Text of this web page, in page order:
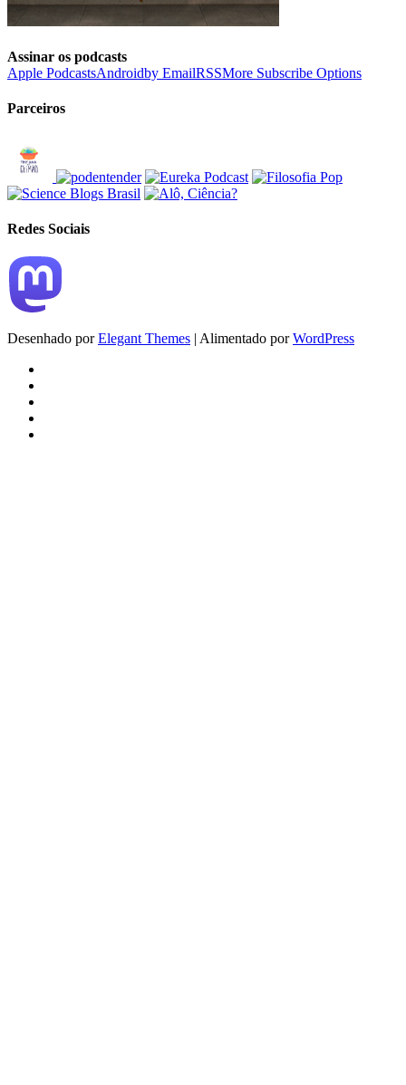
Assinar os podcasts
Apple PodcastsAndroidby EmailRSSMore Subscribe Options
Parceiros
Redes Sociais
Desenhado porElegant Themes | Alimentado porWordPress